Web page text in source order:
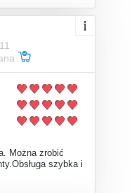
Można zrobić
szybka i